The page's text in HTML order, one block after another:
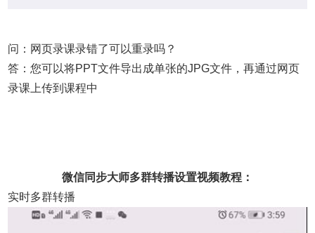
问：网页录课录错了可以重录吗？
答：您可以将PPT文件导出成单张的JPG文件，再通过网页
录课上传到课程中
微信同步大师多群转播设置视频教程：
实时多群转播